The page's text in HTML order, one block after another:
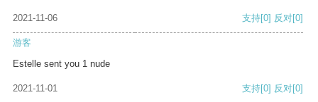
2021-11-06 支持[0] 反对[0]
游客
Estelle sent you 1 nude
2021-11-01 支持[0] 反对[0]